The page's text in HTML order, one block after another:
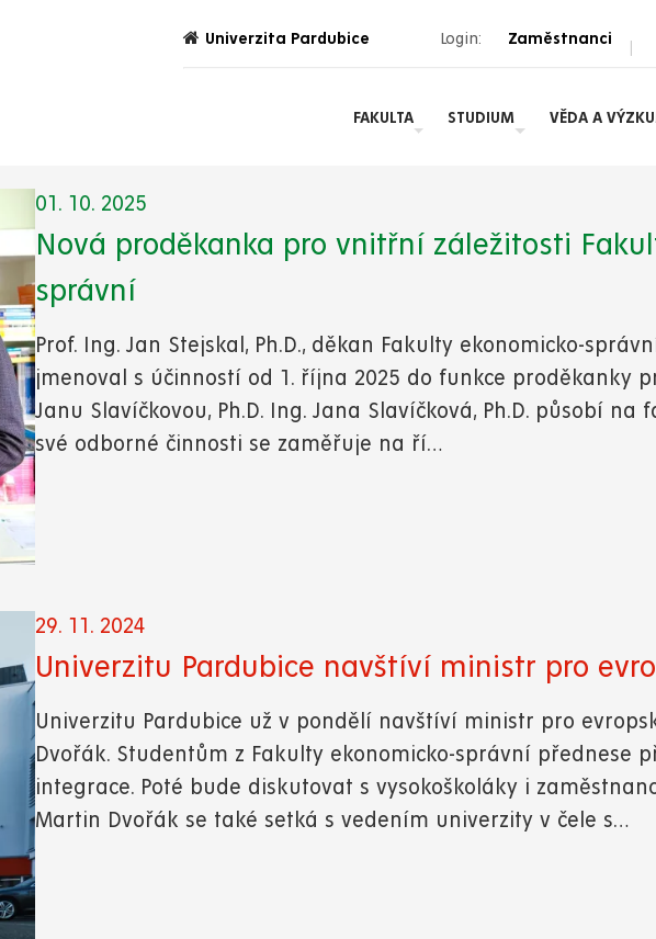
Univerzita Pardubice Login: Zaměstnanci |
FAKULTA STUDIUM VĚDA A
01. 10. 2025
Nová proděkanka pro vnitřní záležitosti
správní
Prof. Ing. Jan Stejskal, Ph.D., děkan Fakulty ekonomicko-
jmenoval s účinností od 1. října 2025 do funkce proděkanky
Janu Slavíčkovou, Ph.D. Ing. Jana Slavíčková, Ph.D. působí na
své odborné činnosti se zaměřuje na ří…
29. 11. 2024
Univerzitu Pardubice navštíví ministr pro
Univerzitu Pardubice už v pondělí navštíví ministr pro
Dvořák. Studentům z Fakulty ekonomicko-správní přednese
integrace. Poté bude diskutovat s vysokoškoláky i
Martin Dvořák se také setká s vedením univerzity v čele s…